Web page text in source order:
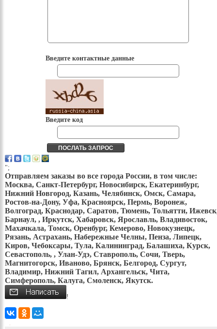
Введите контактные данные
Введите код
";
Отправляем заказы во все города России, в том числе:
Москва, Санкт-Петербург, Новосибирск, Екатеринбург,
Нижний Новгород, Казань, Челябинск, Омск, Самара,
Ростов-на-Дону, Уфа, Красноярск, Пермь, Воронеж,
Волгоград, Краснодар, Саратов, Тюмень, Тольятти,
Барнаул, , Иркутск, Хабаровск, Ярославль, Владивосток,
Махачкала, Томск, Оренбург, Кемерово, Новокузнецк,
Рязань, Астрахань, Набережные Челны, Пенза, Липецк,
Киров, Чебоксары, Тула, Калининград, Балашиха, Курск,
Севастополь, , Улан-Удэ, Ставрополь, Сочи, Тверь,
Магнитогорск, Иваново, Брянск, Белгород, Сургут,
Владимир, Нижний Тагил, Архангельск, Чита,
Симферополь, Калуга, Смоленск, Якутск.
!